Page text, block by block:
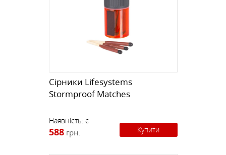
Сірники Lifesystems
Stormproof Matches
Наявність: є
588 грн. Купити